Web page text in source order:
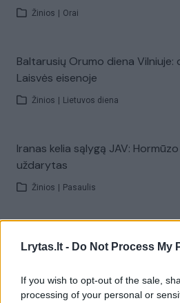
Lrytas.lt - Do Not Process My
If you wish to opt-out of the sale,
processing of your personal or
Žinios Orai
Baltarusių Orumo diena Vilniuje:
Laisvės eisenoje
Žinios Lietuvos diena
Iranas kelia sąlygą JAV:
uždarytas
Žinios Pasaulis
Rupkalviuose su dalgiais stojo į
šienpjoviai
Lietuvos diena